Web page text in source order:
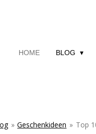
HOME BLOG
» Geschenkideen » Top